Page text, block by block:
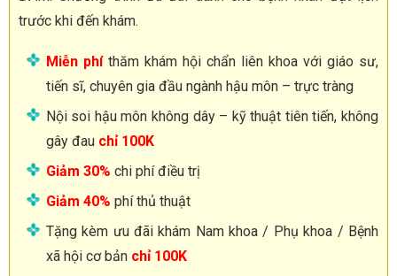
trước khi đến khám.
Miễn phíthăm khám hội chẩn liên khoa với giáo sư,
tiến sĩ, chuyên gia đầu ngành hậu môn – trực tràng
Nội soi hậu môn không dây – kỹ thuật tiên tiến, không
gây đau chỉ 100K
Giảm 30% chi phí điều trị
Giảm 40% phí thủ thuật
Tặng kèm ưu đãi khám Nam khoa / Phụ khoa / Bệnh
xã hội cơ bản chỉ 100K